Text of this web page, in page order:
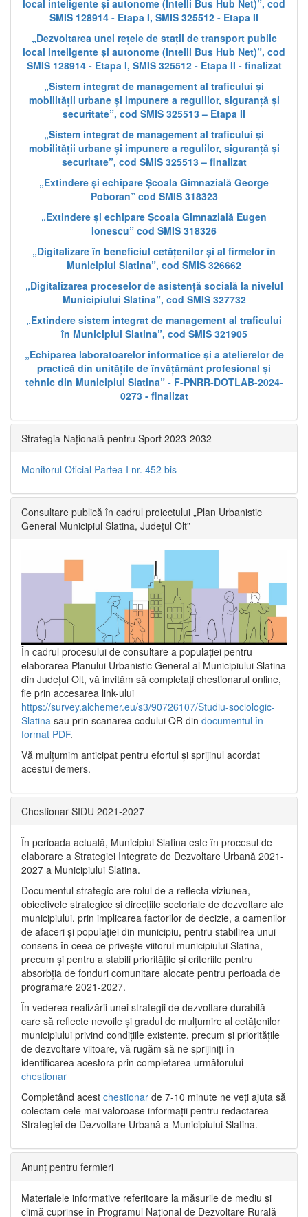
local inteligente și autonome (Intelli Bus Hub Net)”, cod
SMIS 128914 - Etapa I, SMIS 325512 - Etapa II
„Dezvoltarea unei rețele de stații de transport public
local inteligente și autonome (Intelli Bus Hub Net)”, cod
SMIS 128914 - Etapa I, SMIS 325512 - Etapa II - finalizat
„Sistem integrat de management al traficului și
mobilității urbane și impunere a regulilor, siguranță și
securitate”, cod SMIS 325513 – Etapa II
„Sistem integrat de management al traficului și
mobilității urbane și impunere a regulilor, siguranță și
securitate”, cod SMIS 325513 – finalizat
„Extindere și echipare Școala Gimnazială George
Poboran” cod SMIS 318323
„Extindere și echipare Școala Gimnazială Eugen
Ionescu” cod SMIS 318326
„Digitalizare în beneficiul cetățenilor și al firmelor în
Municipiul Slatina”, cod SMIS 326662
„Digitalizarea proceselor de asistență socială la nivelul
Municipiului Slatina”, cod SMIS 327732
„Extindere sistem integrat de management al traficului
în Municipiul Slatina”, cod SMIS 321905
„Echiparea laboratoarelor informatice și a atelierelor de
practică din unitățile de învățământ profesional și
tehnic din Municipiul Slatina” - F-PNRR-DOTLAB-2024-
0273 - finalizat
Strategia Națională pentru Sport 2023-2032
Monitorul Oficial Partea I nr. 452 bis
Consultare publică în cadrul proiectului „Plan Urbanistic
General Municipiul Slatina, Județul Olt”
În cadrul procesului de consultare a populaţiei pentru
elaborarea Planului Urbanistic General al Municipiului Slatina
din Județul Olt, vă invităm să completați chestionarul online,
fie prin accesarea link-ului
https://survey.alchemer.eu/s3/90726107/Studiu-sociologic-
Slatina sau prin scanarea codului QR din documentul în
format PDF.
Vă mulţumim anticipat pentru efortul şi sprijinul acordat
acestui demers.
Chestionar SIDU 2021-2027
În perioada actuală, Municipiul Slatina este în procesul de
elaborare a Strategiei Integrate de Dezvoltare Urbană 2021‐
2027 a Municipiului Slatina.
Documentul strategic are rolul de a reflecta viziunea,
obiectivele strategice și direcțiile sectoriale de dezvoltare ale
municipiului, prin implicarea factorilor de decizie, a oamenilor
de afaceri și populației din municipiu, pentru stabilirea unui
consens în ceea ce privește viitorul municipiului Slatina,
precum și pentru a stabili prioritățile și criteriile pentru
absorbția de fonduri comunitare alocate pentru perioada de
programare 2021-2027.
În vederea realizării unei strategii de dezvoltare durabilă
care să reflecte nevoile și gradul de mulțumire al cetățenilor
municipiului privind condițiile existente, precum și prioritățile
de dezvoltare viitoare, vă rugăm să ne sprijiniți în
identificarea acestora prin completarea următorului
chestionar
Completând acest chestionar de 7-10 minute ne veți ajuta să
colectam cele mai valoroase informații pentru redactarea
Strategiei de Dezvoltare Urbană a Municipiului Slatina.
Anunț pentru fermieri
Materialele informative referitoare la măsurile de mediu și
climă cuprinse în Programul Național de Dezvoltare Rurală